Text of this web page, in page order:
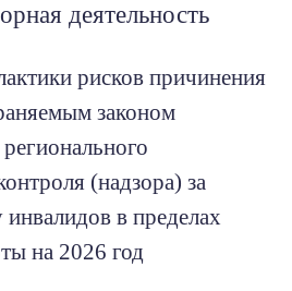
деятельность
рисков причинения
законом
(надзора) за
в пределах
на 2026 год